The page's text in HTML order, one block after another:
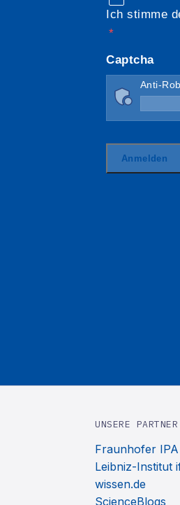
UNSERE PARTNER
Fraunhofer IPA
Leibniz-Institut
wissen.de
ScienceBlogs